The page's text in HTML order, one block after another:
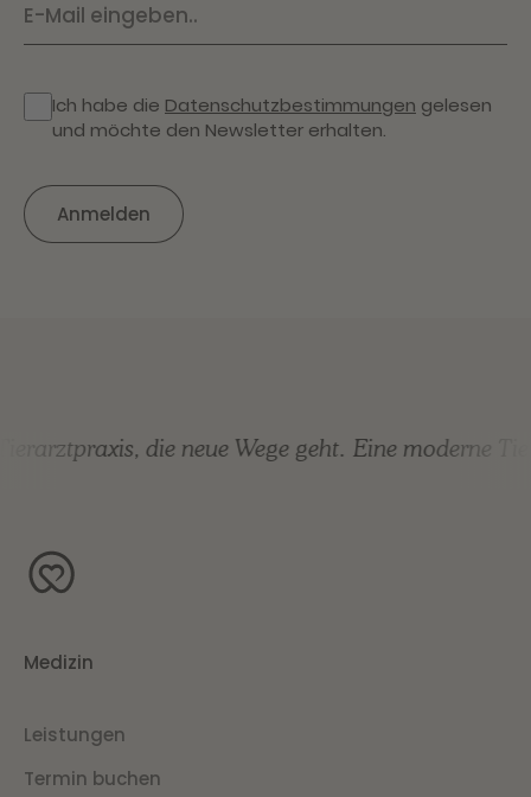
Ich habe die Datenschutzbestimmungen gelesen
und möchte den Newsletter erhalten.
die neue Wege geht. Eine moderne
Medizin
Leistungen
Termin buchen